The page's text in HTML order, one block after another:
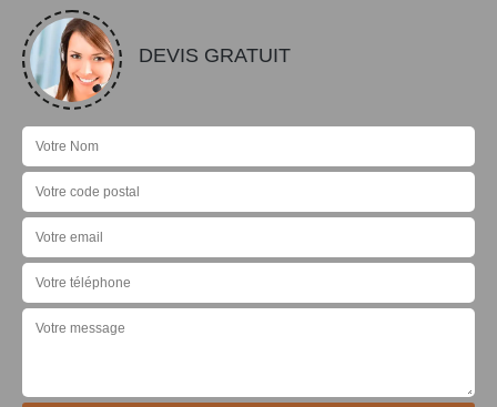
DEVIS GRATUIT